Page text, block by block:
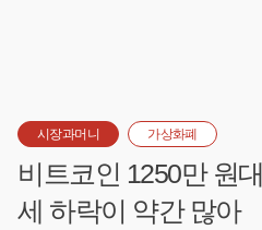
시장과머니 가상화폐
비트코인 1250만 원
세 하락이 약간 많아